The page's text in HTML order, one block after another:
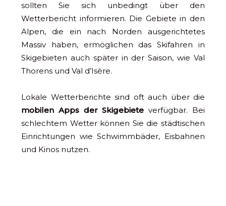
sollten Sie sich unbedingt über den
Wetterbericht informieren. Die Gebiete in den
Alpen, die ein nach Norden ausgerichtetes
Massiv haben, ermöglichen das Skifahren in
Skigebieten auch später in der Saison, wie Val
Thorens und Val d’Isère.
Lokale Wetterberichte sind oft auch über die
mobilen Apps der Skigebiete verfügbar. Bei
schlechtem Wetter können Sie die städtischen
Einrichtungen wie Schwimmbäder, Eisbahnen
und Kinos nutzen.